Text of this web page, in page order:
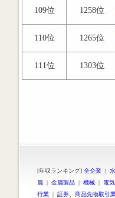
109位 1258位
110位 1265位
111位 1303位
[年収ランキング] 全企業 |
属 | 金属製品 | 機械 | 電
行業 | 証券、商品先物取引